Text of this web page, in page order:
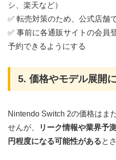
シ、楽天など）
✅ 転売対策のため、公式店舗
✅ 事前に各通販サイトの会員
予約できるようにする
5. 価格やモデル展開
Nintendo Switch 2の価格はま
せんが、
リーク情報や業界予
円程度になる可能性があると